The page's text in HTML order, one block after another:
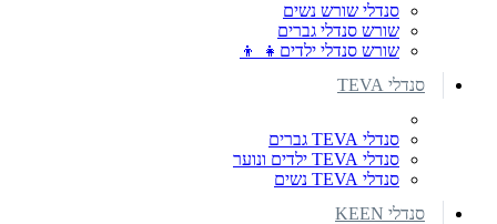
סנדלי שורש נשים
שורש סנדלי גברים
שורש סנדלי ילדים👧 👦
סנדלי TEVA
סנדלי TEVA גברים
סנדלי TEVA ילדים ונוער
סנדלי TEVA נשים
סנדלי KEEN